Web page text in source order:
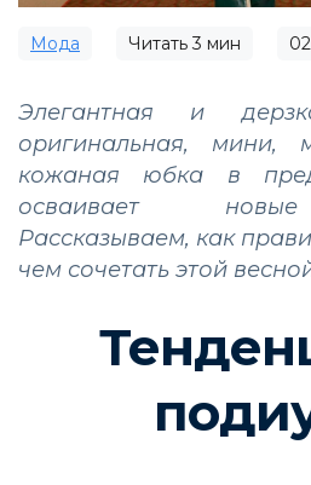
Мода Читать3 мин
Элегантная и
оригинальная,
кожаная юбка в
осваивает
Рассказываем, как
чем сочетать этой